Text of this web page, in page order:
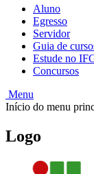
Aluno
Egresso
Servidor
Guia de
Estude no
Concursos
Menu
Início do menu
Logo